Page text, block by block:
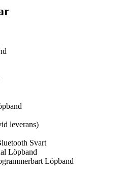
leverans)
Svart
Löpband
Löpband